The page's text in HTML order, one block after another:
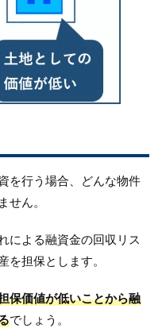
を行う場合、どんな物件
せん。
による融資金の回収リス
を担保とします。
保価値が低いことから融
でしょう。